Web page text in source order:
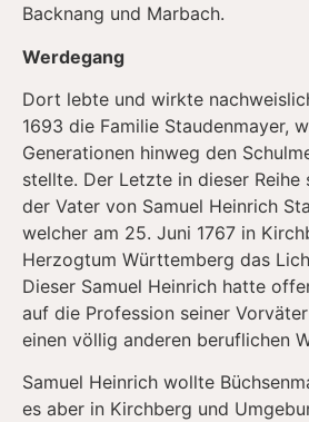
Backnang und Marbach.
Werdegang
Dort lebte und wirkte
1693 die Familie Staudenmayer,
Generationen hinweg den
stellte. Der Letzte in dieser Reihe
der Vater von Samuel Heinrich
welcher am 25. Juni 1767 in
Herzogtum Württemberg das
Dieser Samuel Heinrich hatte
auf die Profession seiner
einen völlig anderen beruflichen
Samuel Heinrich wollte
es aber in Kirchberg und